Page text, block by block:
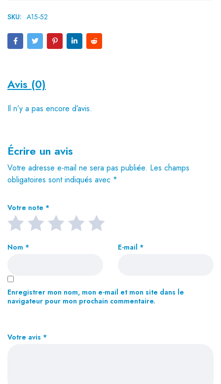
SKU: A15-52
Avis (0)
Il n’y a pas encore d’avis.
Écrire un avis
Votre adresse e-mail ne sera pas publiée. Les champs
obligatoires sont indiqués avec *
Votre note *
Votre avis *
Nom * E-mail *
Enregistrer mon nom, mon e-mail et mon site dans le
navigateur pour mon prochain commentaire.